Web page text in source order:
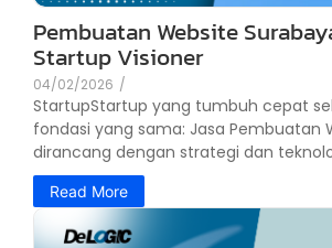
Pembuatan Website
Startup Visioner
04/02/2026 /
StartupStartup yang tumbuh cepat
fondasi yang sama: Jasa Pembuatan
dirancang dengan strategi dan
Read More